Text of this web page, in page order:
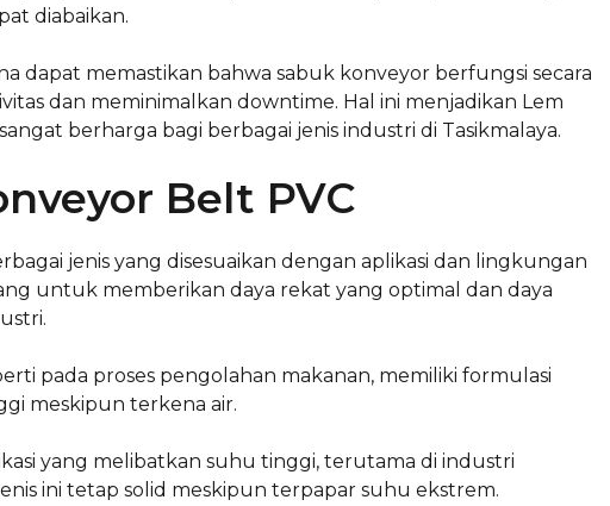
diabaikan.
dapat memastikan bahwa sabuk konveyor berfungsi secara
dan meminimalkan downtime. Hal ini menjadikan Lem
berharga bagi berbagai jenis industri di Tasikmalaya.
Belt PVC
jenis yang disesuaikan dengan aplikasi dan lingkungan
untuk memberikan daya rekat yang optimal dan daya
pada proses pengolahan makanan, memiliki formulasi
meskipun terkena air.
yang melibatkan suhu tinggi, terutama di industri
ini tetap solid meskipun terpapar suhu ekstrem.